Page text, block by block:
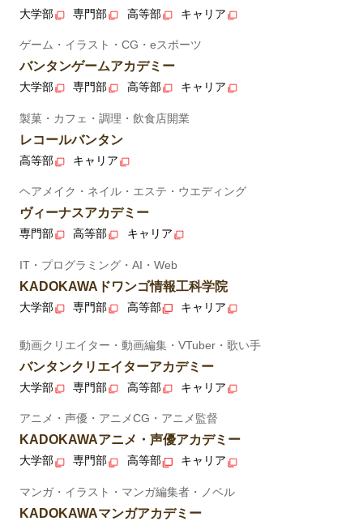
大学部 専門部 高等部 キャリア
ゲーム・イラスト・CG・eスポーツ
バンタンゲームアカデミー
大学部 専門部 高等部 キャリア
製菓・カフェ・調理・飲食店開業
レコールバンタン
高等部 キャリア
ヘアメイク・ネイル・エステ・ウエディング
ヴィーナスアカデミー
専門部 高等部 キャリア
IT・プログラミング・AI・Web
KADOKAWAドワンゴ情報工科学院
大学部 専門部 高等部 キャリア
動画クリエイター・動画編集・VTuber・歌い手
バンタンクリエイターアカデミー
大学部 専門部 高等部 キャリア
アニメ・声優・アニメCG・アニメ監督
KADOKAWAアニメ・声優アカデミー
大学部 専門部 高等部 キャリア
マンガ・イラスト・マンガ編集者・ノベル
KADOKAWAマンガアカデミー